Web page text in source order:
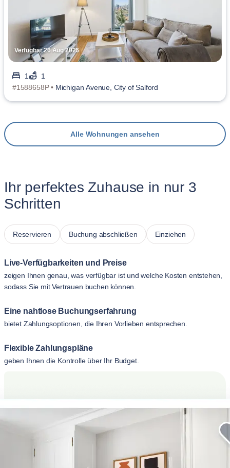
Verfügbar 26 Aug 2026
1
1
#1588658P • Michigan Avenue, City of Salford
Alle Wohnungen ansehen
Ihr perfektes Zuhause in nur 3
Schritten
Reservieren Buchung abschließen Einziehen
Live-Verfügbarkeiten und Preise
zeigen Ihnen genau, was verfügbar ist und welche Kosten entstehen,
sodass Sie mit Vertrauen buchen können.
Eine nahtlose Buchungserfahrung
bietet Zahlungsoptionen, die Ihren Vorlieben entsprechen.
Flexible Zahlungspläne
geben Ihnen die Kontrolle über Ihr Budget.